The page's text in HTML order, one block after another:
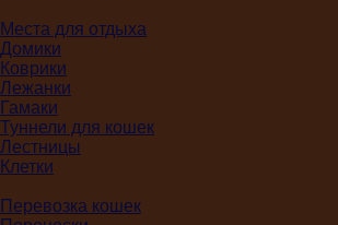
Места для отдыха
Домики
Коврики
Лежанки
Гамаки
Туннели для кошек
Лестницы
Клетки
Перевозка кошек